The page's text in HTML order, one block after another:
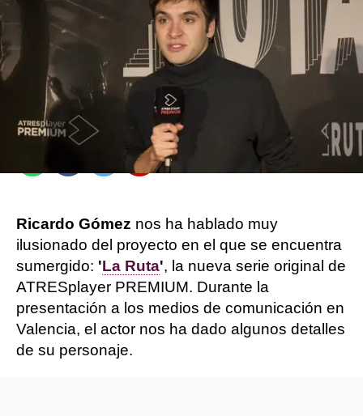
Guillermo Espeso |
Jennifer Álvarez
Publicado:26 de abril de 2022, 19:01
TwitterFlipboard
Ricardo Gómez nos ha hablado muy
ilusionado del proyecto en el que se encuentra
sumergido: 'La Ruta', la nueva serie original de
ATRESplayer PREMIUM. Durante la
presentación a los medios de comunicación en
Valencia, el actor nos ha dado algunos detalles
de su personaje.